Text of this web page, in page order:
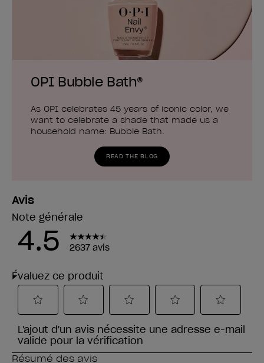
OPI Bubble Bath®
As OPI celebrates 45 years of iconic color, we
want to celebrate a shade that made us a
household name: Bubble Bath.
READ THE BLOG